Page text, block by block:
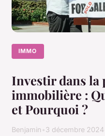
IMMO
Investir dans la
immobilière :
et Pourquoi ?
Benjamin 3 décembre 2024